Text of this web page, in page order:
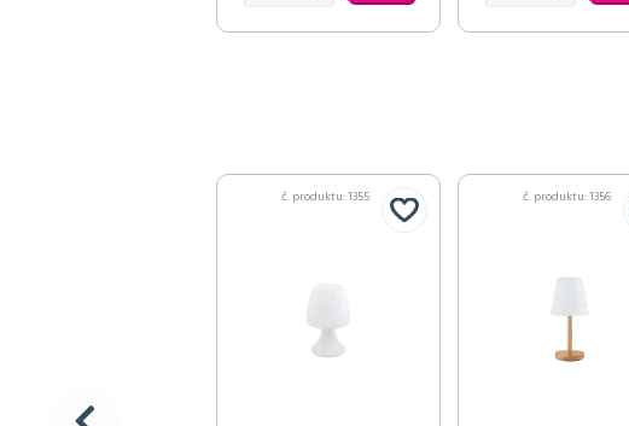
č. produktu: 1355 č. produktu: 1356